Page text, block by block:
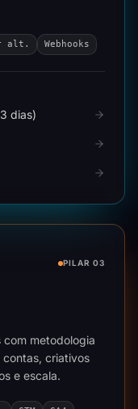
alt. Webhooks
dias)
PILAR 03
com metodologia
contas, criativos
e escala.